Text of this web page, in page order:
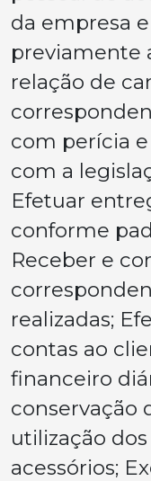
da empresa
previamente
relação de
com perícia
com a
Efetuar
conforme
Receber e
realizadas;
contas ao
financeiro
conservação
utilização
acessórios;